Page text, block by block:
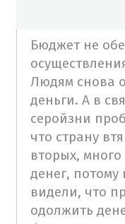
Бюджет не
Людям снова
деньги. А в
серойзни
что страну
вторых,
денег, потому
видели, что
одолжить